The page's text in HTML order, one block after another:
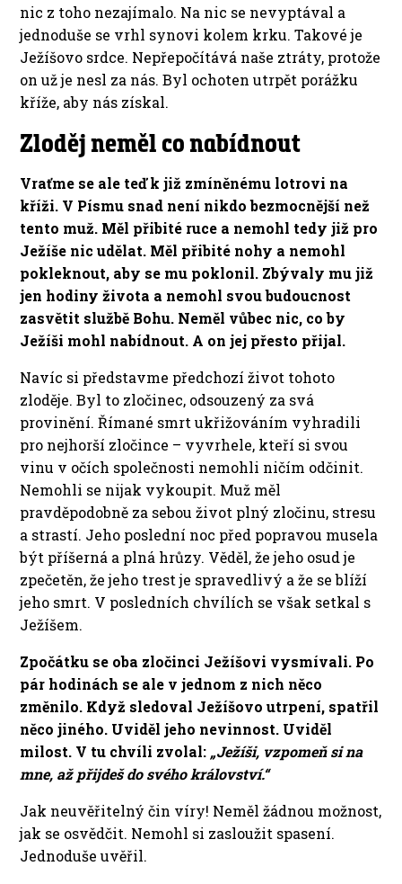
nic z toho nezajímalo. Na nic se nevyptával a
jednoduše se vrhl synovi kolem krku. Takové je
Ježíšovo srdce. Nepřepočítává naše ztráty, protože
on už je nesl za nás. Byl ochoten utrpět porážku
kříže, aby nás získal.
Zloděj neměl co nabídnout
Vraťme se ale teď k již zmíněnému lotrovi na
kříži. V Písmu snad není nikdo bezmocnější než
tento muž. Měl přibité ruce a nemohl tedy již pro
Ježíše nic udělat. Měl přibité nohy a nemohl
pokleknout, aby se mu poklonil. Zbývaly mu již
jen hodiny života a nemohl svou budoucnost
zasvětit službě Bohu. Neměl vůbec nic, co by
Ježíši mohl nabídnout. A on jej přesto přijal.
Navíc si představme předchozí život tohoto
zloděje. Byl to zločinec, odsouzený za svá
provinění. Římané smrt ukřižováním vyhradili
pro nejhorší zločince – vyvrhele, kteří si svou
vinu v očích společnosti nemohli ničím odčinit.
Nemohli se nijak vykoupit. Muž měl
pravděpodobně za sebou život plný zločinu, stresu
a strastí. Jeho poslední noc před popravou musela
být příšerná a plná hrůzy. Věděl, že jeho osud je
zpečetěn, že jeho trest je spravedlivý a že se blíží
jeho smrt. V posledních chvílích se však setkal s
Ježíšem.
Zpočátku se oba zločinci Ježíšovi vysmívali. Po
pár hodinách se ale v jednom z nich něco
změnilo. Když sledoval Ježíšovo utrpení, spatřil
něco jiného. Uviděl jeho nevinnost. Uviděl
milost. V tu chvíli zvolal: „Ježíši, vzpomeň si na
mne, až přijdeš do svého království.“
Jak neuvěřitelný čin víry! Neměl žádnou možnost,
jak se osvědčit. Nemohl si zasloužit spasení.
Jednoduše uvěřil.